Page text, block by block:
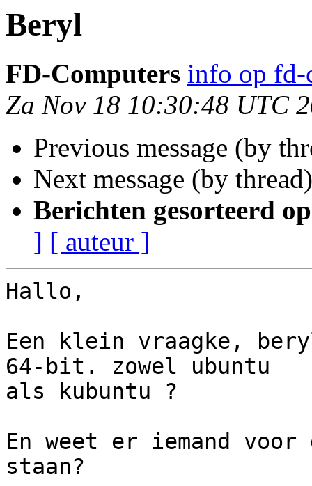
Beryl
FD-Computers info op fd-
Za Nov 18 10:30:48 UTC
Previous message (by
Next message (by
Berichten gesorteerd
] [ auteur ]
Hallo,
Een klein vraagke,
64-bit. zowel ubuntu
als kubuntu ?
En weet er iemand
staan?